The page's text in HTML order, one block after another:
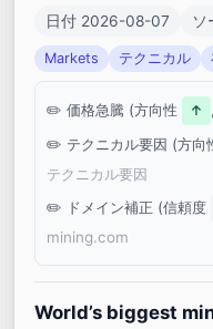
日付 2026-08-07 ソ
Markets テクニカル
価格急騰 (方向性 ↑
テクニカル要因 (方向
テクニカル要因
ドメイン補正 (信頼度
mining.com
World’s biggest